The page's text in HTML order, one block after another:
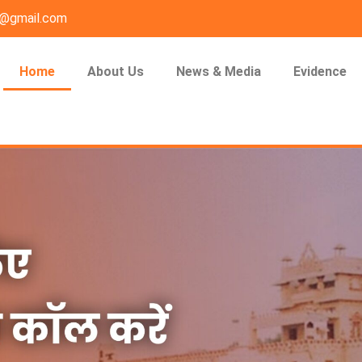
Home About Us News & Media Evidence